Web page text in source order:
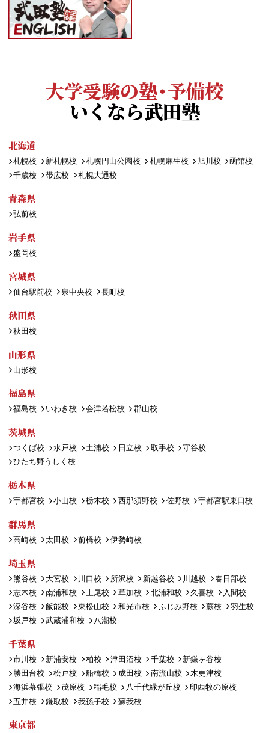
大学受験の塾・予備校
いくなら武田塾
北海道
札幌校 新札幌校 札幌円山公園校 札幌麻生校 旭川校
函館校
千歳校
帯広校 札幌大通校
青森県
弘前校
岩手県
盛岡校
宮城県
仙台駅前校 泉中央校 長町校
秋田県
秋田校
山形県
山形校
福島県
福島校 いわき校 会津若松校 郡山校
茨城県
つくば校 水戸校 土浦校 日立校 取手校
守谷校
ひたち野うしく校
栃木県
宇都宮校 小山校 栃木校 西那須野校 佐野校 宇都宮駅東口校
群馬県
高崎校 太田校 前橋校 伊勢崎校
埼玉県
熊谷校 大宮校 川口校 所沢校 新越谷校 川越校
春日部校
志木校
南浦和校 上尾校 草加校 北浦和校 久喜校
入間校
深谷校
飯能校 東松山校 和光市校 ふじみ野校 蕨校
羽生校
坂戸校
武蔵浦和校 八潮校
千葉県
市川校 新浦安校 柏校 津田沼校 千葉校
新鎌ヶ谷校
勝田台校
松戸校 船橋校 成田校 南流山校
木更津校
海浜幕張校
茂原校 稲毛校 八千代緑が丘校
印西牧の原校
五井校
鎌取校 我孫子校 蘇我校
東京都